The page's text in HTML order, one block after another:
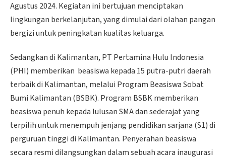
Agustus 2024. Kegiatan ini bertujuan menciptakan
lingkungan berkelanjutan, yang dimulai dari olahan pangan
bergizi untuk peningkatan kualitas keluarga.
Sedangkan di Kalimantan, PT Pertamina Hulu Indonesia
(PHI) memberikan beasiswa kepada 15 putra-putri daerah
terbaik di Kalimantan, melalui Program Beasiswa Sobat
Bumi Kalimantan (BSBK). Program BSBK memberikan
beasiswa penuh kepada lulusan SMA dan sederajat yang
terpilih untuk menempuh jenjang pendidikan sarjana (S1) di
perguruan tinggi di Kalimantan. Penyerahan beasiswa
secara resmi dilangsungkan dalam sebuah acara inaugurasi